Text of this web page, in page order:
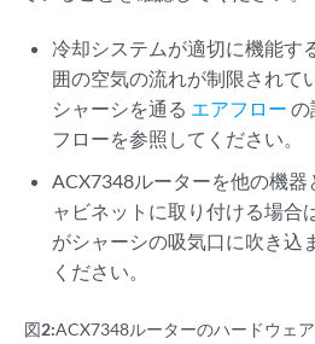
冷却システムが適切に機能す
囲の空気の流れが制限されて
シャーシを通る エアフロー の
フローを参照してください。
ACX7348ルーターを他の機
ャビネットに取り付ける場合
がシャーシの吸気口に吹き込
ください。
図2:ACX7348ルーターのハードウェ